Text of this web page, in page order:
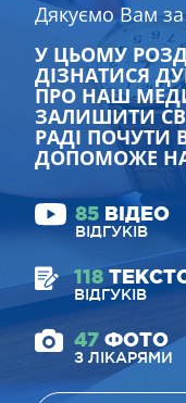
Дякуємо Вам за
У ЦЬОМУ
ДІЗНАТИСЯ
ПРО НАШ
ЗАЛИШИТИ
РАДІ ПОЧУТИ
ДОПОМОЖЕ
85 ВІДЕО
ВІДГУКІВ
118
ВІДГУКІВ
47 ФОТО
З ЛІКАРЯМИ